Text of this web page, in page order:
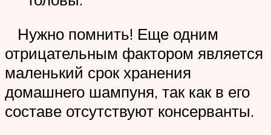
Нужно помнить! Еще одним
отрицательным фактором является
маленький срок хранения
домашнего шампуня, так как в его
составе отсутствуют консерванты.